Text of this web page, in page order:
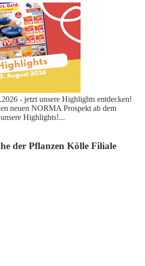
- jetzt unsere Highlights entdecken!
neuen NORMA Prospekt ab dem
Highlights!...
der Pflanzen Kölle Filiale